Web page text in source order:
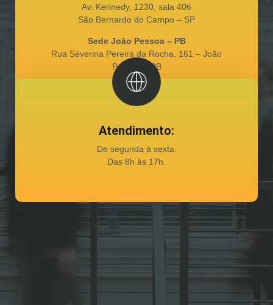
Av. Kennedy, 1230, sala 406
São Bernardo do Campo – SP
Sede João Pessoa – PB
Rua Severina Pereira da Rocha, 161 – João
Pessoa – PB
Atendimento:
De segunda à sexta.
Das 8h às 17h.